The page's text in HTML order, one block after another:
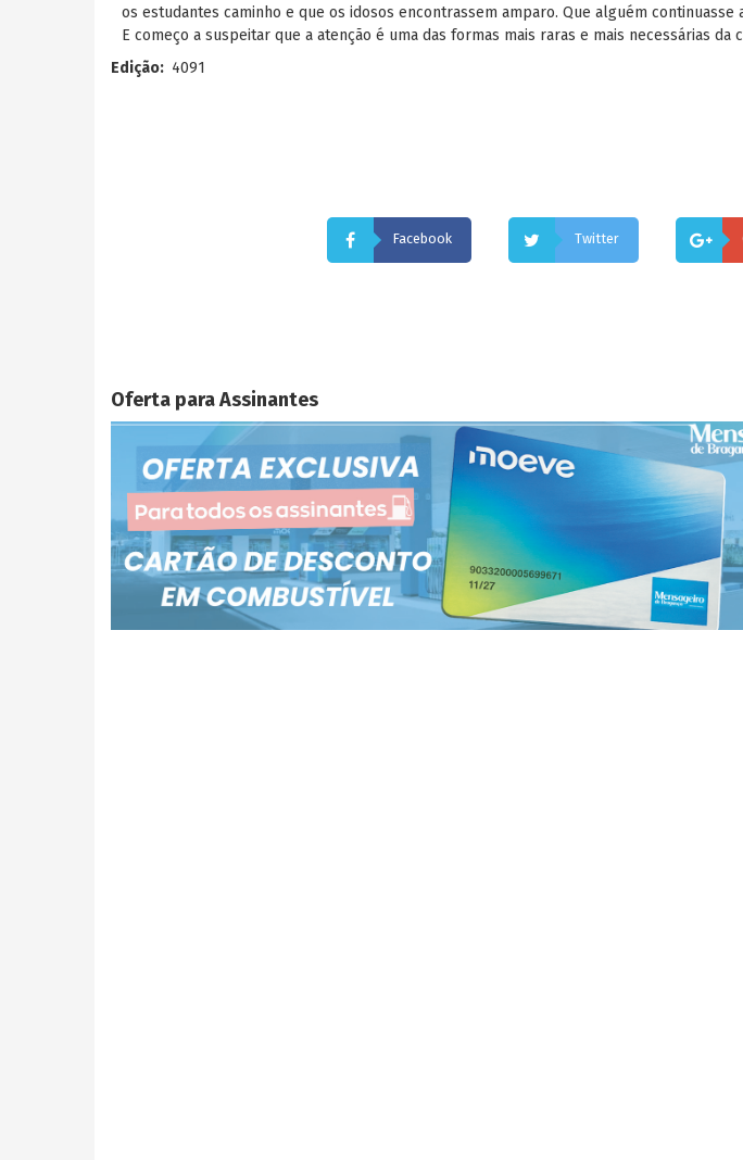
os estudantes caminho e que os idosos encontrassem amparo. Que alguém
E começo a suspeitar que a atenção é uma das formas mais raras e mais necessárias da
Edição
4091
Facebook Twitter
Oferta para Assinantes